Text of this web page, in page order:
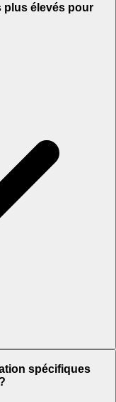
plus élevés pour
spécifiques